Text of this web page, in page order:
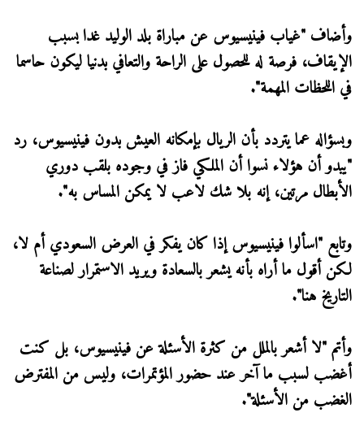
وأضاف "غياب فينيسيوس عن مباراة بلد الوليد غدا بسبب
الإيقاف، فرصة له للحصول على الراحة والتعافي بدنيا ليكون حاسما
في اللحظات المهمة".
وبسؤاله عما يتردد بأن الريال بإمكانه العيش بدون فينيسيوس، رد
"يبدو أن هؤلاء نسوا أن الملكي فاز في وجوده بلقب دوري
الأبطال مرتين، إنه بلا شك لاعب لا يمكن المساس به".
وتابع "اسألوا فينيسيوس إذا كان يفكر في العرض السعودي أم لا،
لكن أقول ما أراه بأنه يشعر بالسعادة ويريد الاستمرار لصناعة
التاريخ هنا".
وأتم "لا أشعر بالملل من كثرة الأسئلة عن فينيسيوس، بل كنت
أغضب لسبب ما آخر عند حضور المؤتمرات، وليس من المفترض
الغضب من الأسئلة".